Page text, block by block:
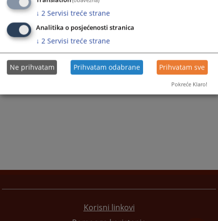
Korisni linkovi
↓ 2 Servisi treće strane
Analitika o posjećenosti stranica
↓ 2 Servisi treće strane
Ne prihvatam Prihvatam odabrane Prihvatam sve
Pokreće Klaro!